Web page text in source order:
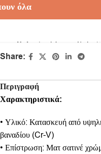
Share:
Περιγραφή
Χαρακτηριστικά:
• Υλικό: Κατασκευή από
βαναδίου (Cr-V)
• Επίστρωση: Ματ σατινέ
όλα